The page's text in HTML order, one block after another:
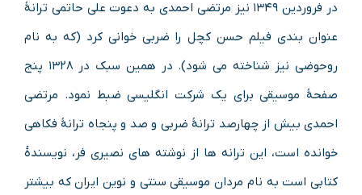
در فروردین ۱۳۴۹ نیز مرتضی احمدی به دعوت علی حاتمی ترانهٔ
عنوان‌ بندی فیلم حسن کچل را ضربی‌ خوانی کرد (که به نام
روحوضی نیز شناخته می‌ شود). در همین سبک در ۱۳۲۸ پنج
صفحهٔ موسیقی برای یک شرکت انگلیسی ضبط نمود. مرتضی
احمدی بیش از چهارصد ترانهٔ ضربی و صد و پنجاه ترانهٔ فکاهی
خوانده است، این ترانه ها از نوشته‌ های نصیری‌ فر، نویسندهٔ
کتابی است به نام مردان موسیقی سنتی و نوین ایران که بیشتر